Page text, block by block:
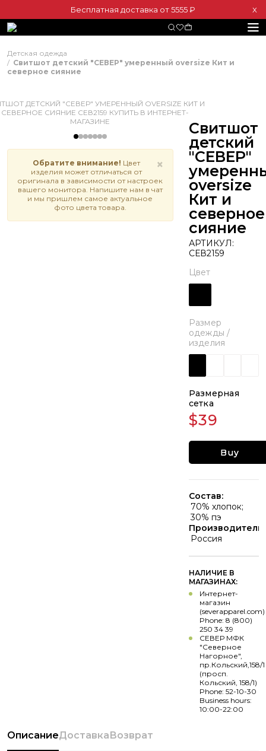
Бесплатная доставка от 5555 ₽ Х
Детская одежда
Свитшот детский "СЕВЕР" умеренный oversize Кит и
северное сияние
×
Обратите внимание! Цвет
изделия может отличаться от
оригинала в зависимости от настроек
вашего монитора. Напишите нам в чат
и мы пришлем самое актуальное
фото цвета товара.
Свитшот
детский
"СЕВЕР"
oversize
Кит и
северное
сияние
АРТИКУЛ:
СЕВ2159
Цвет
Размер
одежды /
изделия
Размерная
сетка
$39
Buy
Состав:
70% хлопок;
30% пэ
Производитель:
Россия
НАЛИЧИЕ В
МАГАЗИНАХ:
Интернет-
магазин
(severapparel.com)
Phone: 8 (800)
250 34 39
СЕВЕР МФК
"Северное
Нагорное",
пр.Кольский,158/1
(просп.
Кольский, 158/1)
Phone: 52-10-30
Business hours:
10:00-22:00
ОписаниеДоставкаВозврат